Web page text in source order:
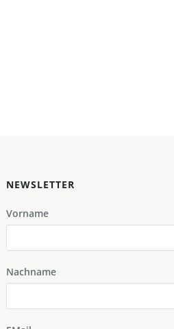
NEWSLETTER
Vorname
Nachname